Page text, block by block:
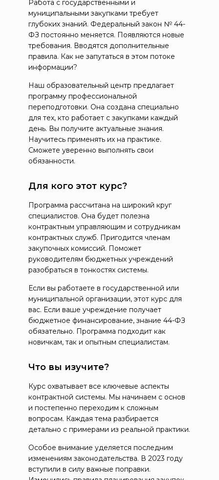
Работа с государственными и
муниципальными закупками требует
глубоких знаний. Федеральный закон № 44-
ФЗ постоянно меняется. Появляются новые
требования. Вводятся дополнительные
правила. Как не запутаться в этом потоке
информации?
Наш образовательный центр предлагает
программу профессиональной
переподготовки. Она создана специально
для тех, кто работает с закупками каждый
день. Вы получите актуальные знания.
Научитесь применять их на практике.
Сможете уверенно выполнять свои
обязанности.
Для кого этот курс?
Программа рассчитана на широкий круг
специалистов. Она будет полезна
контрактным управляющим и сотрудникам
контрактных служб. Пригодится членам
закупочных комиссий. Поможет
руководителям бюджетных учреждений
разобраться в тонкостях системы.
Если вы работаете в государственной или
муниципальной организации, этот курс для
вас. Если ваше учреждение получает
бюджетное финансирование, знание 44-ФЗ
обязательно. Программа подходит как
новичкам, так и опытным специалистам.
Что вы изучите?
Курс охватывает все ключевые аспекты
контрактной системы. Мы начинаем с основ
и постепенно переходим к сложным
вопросам. Каждая тема разбирается
детально с примерами из реальной практики.
Особое внимание уделяется последним
изменениям законодательства. В 2023 году
вступили в силу важные поправки.